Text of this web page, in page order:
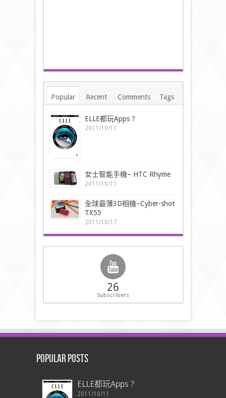
Popular Recent Comments Tags
ELLE都玩Apps ?
2011/10/11
女士智能手機– HTC Rhyme
2011/10/11
全球最薄3D相機–Cyber-shot
TX55
2011/10/17
26
Subscribers
Popular Posts
ELLE都玩Apps ?
2011/10/11